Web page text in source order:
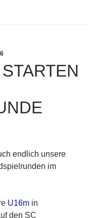
endlich unsere
im
U16m in
den SC